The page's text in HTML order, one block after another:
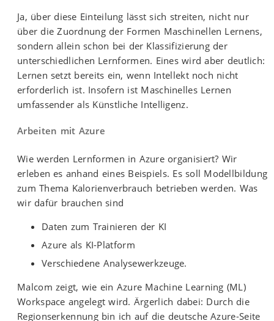
Ja, über diese Einteilung lässt sich streiten, nicht nur
über die Zuordnung der Formen Maschinellen Lernens,
sondern allein schon bei der Klassifizierung der
unterschiedlichen Lernformen. Eines wird aber deutlich:
Lernen setzt bereits ein, wenn Intellekt noch nicht
erforderlich ist. Insofern ist Maschinelles Lernen
umfassender als Künstliche Intelligenz.
Arbeiten mit Azure
Wie werden Lernformen in Azure organisiert? Wir
erleben es anhand eines Beispiels. Es soll Modellbildung
zum Thema Kalorienverbrauch betrieben werden. Was
wir dafür brauchen sind
Daten zum Trainieren der KI
Azure als KI-Platform
Verschiedene Analysewerkzeuge.
Malcom zeigt, wie ein Azure Machine Learning (ML)
Workspace angelegt wird. Ärgerlich dabei: Durch die
Regionserkennung bin ich auf die deutsche Azure-Seite